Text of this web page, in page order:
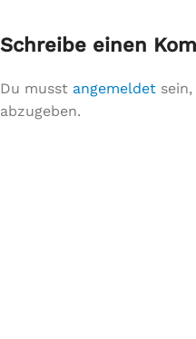
Schreibe einen
Du musst angemeldet
abzugeben.